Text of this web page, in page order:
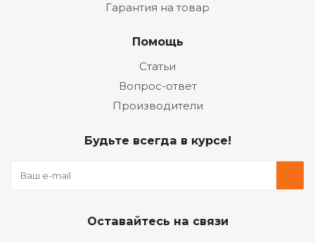
Гарантия на товар
Помощь
Статьи
Вопрос-ответ
Производители
Будьте всегда в курсе!
Оставайтесь на связи